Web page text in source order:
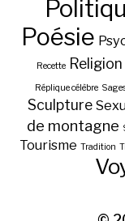
Poésie
Recette Religion
Réplique célèbre
Sculpture
de montagne
Tourisme Tradition